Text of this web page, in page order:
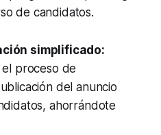
de candidatos.
simplificado:
el proceso de
del anuncio
ahorrándote